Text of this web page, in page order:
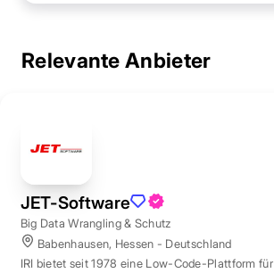
Relevante Anbieter
JET-Software
Big Data Wrangling & Schutz
Babenhausen, Hessen - Deutschland
IRI bietet seit 1978 eine Low-Code-Plattform für